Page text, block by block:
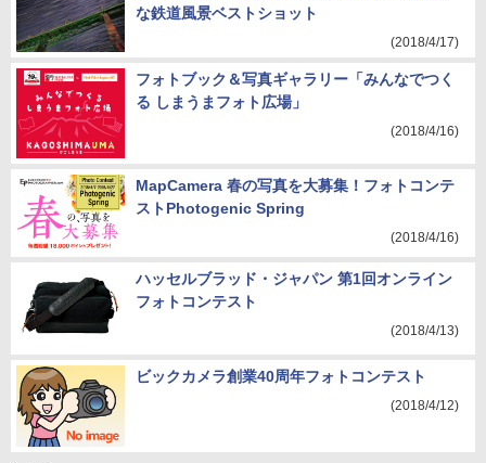
な鉄道風景ベストショット
(2018/4/17)
フォトブック＆写真ギャラリー「みんなでつく
る しまうまフォト広場」
(2018/4/16)
MapCamera 春の写真を大募集！フォトコンテ
ストPhotogenic Spring
(2018/4/16)
ハッセルブラッド・ジャパン 第1回オンライン
フォトコンテスト
(2018/4/13)
ビックカメラ創業40周年フォトコンテスト
(2018/4/12)